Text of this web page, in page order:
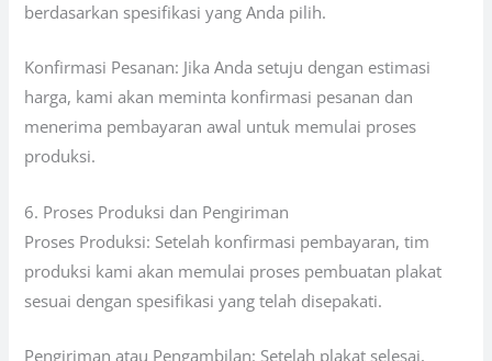
berdasarkan spesifikasi yang Anda pilih.
Konfirmasi Pesanan: Jika Anda setuju dengan estimasi
harga, kami akan meminta konfirmasi pesanan dan
menerima pembayaran awal untuk memulai proses
produksi.
6. Proses Produksi dan Pengiriman
Proses Produksi: Setelah konfirmasi pembayaran, tim
produksi kami akan memulai proses pembuatan plakat
sesuai dengan spesifikasi yang telah disepakati.
Pengiriman atau Pengambilan: Setelah plakat selesai,